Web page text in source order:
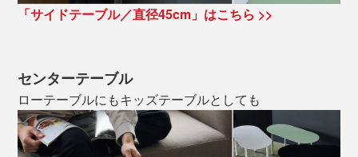
「サイドテーブル／直径45cm」はこちら >>
センターテーブル
ローテーブルにもキッズテーブルとしても